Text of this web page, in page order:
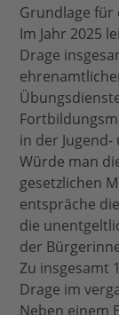
Grundlage für
Im Jahr 2025
Drage
in der
Würde man
gesetzlichen
entspräche
die
der
Zu insgesamt
Drage im
Neben einem